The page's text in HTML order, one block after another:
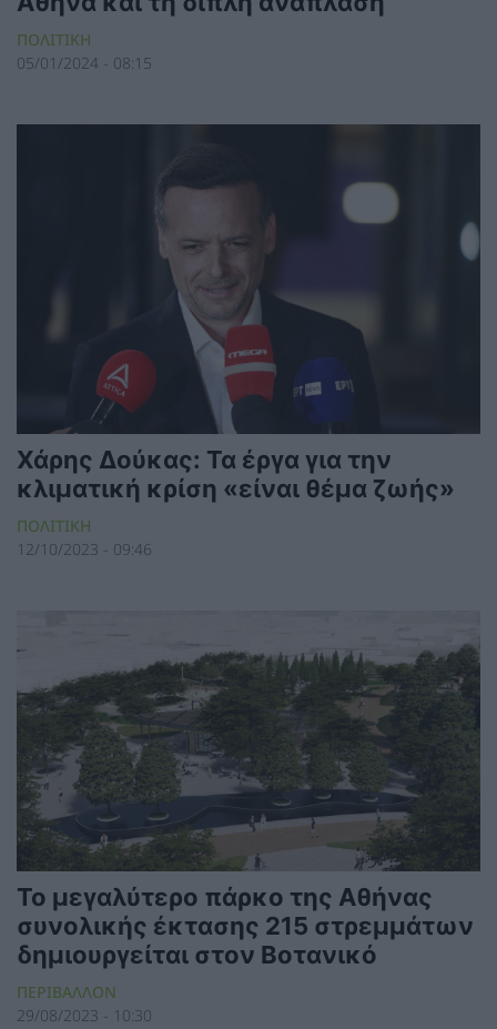
ΠΟΛΙΤΙΚΗ
05/01/2024 - 08:15
Χάρης Δούκας: Τα έργα για την
κλιματική κρίση «είναι θέμα ζωής»
ΠΟΛΙΤΙΚΗ
12/10/2023 - 09:46
Το μεγαλύτερο πάρκο της Αθήνας
συνολικής έκτασης 215 στρεμμάτων
δημιουργείται στον Βοτανικό
ΠΕΡΙΒΑΛΛΟΝ
29/08/2023 - 10:30